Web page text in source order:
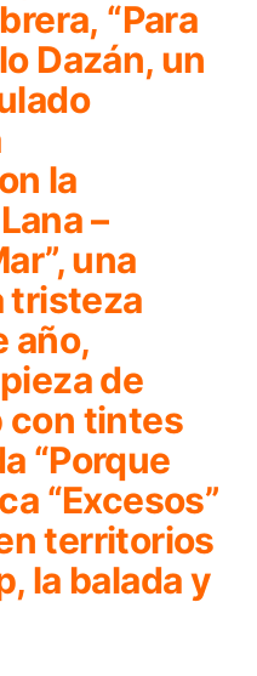
“Para
Dazán, un
la
–
una
tristeza
año,
de
con tintes
“Porque
“Excesos”
territorios
la balada y